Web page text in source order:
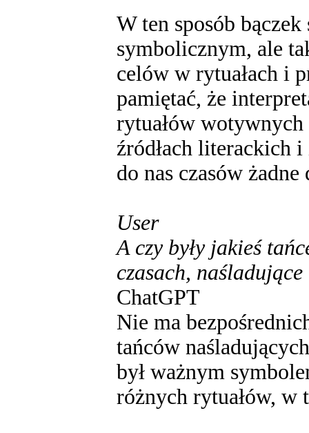
W ten sposób
symbolicznym, ale
celów w rytuałach i
pamiętać, że
rytuałów wotywnych
źródłach literackich
do nas czasów
User
A czy były jakieś
czasach,
ChatGPT
Nie ma
tańców
był ważnym
różnych rytuałów, w